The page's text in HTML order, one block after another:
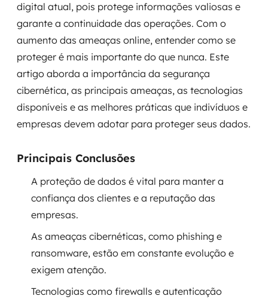
Data Platforms
Business Intelligence
Data Lakes & Warehouses
Governança de dados
Modernização de aplicações
Modernização tecnológica
Arquitetura de soluções
Migração para Cloud
Transformação digital
UX / UI design
digital atual, pois protege informações valiosas e
garante a continuidade das operações. Com o
aumento das ameaças online, entender como se
proteger é mais importante do que nunca. Este
artigo aborda a importância da segurança
cibernética, as principais ameaças, as tecnologias
disponíveis e as melhores práticas que indivíduos e
empresas devem adotar para proteger seus dados.
Principais Conclusões
A proteção de dados é vital para manter a
confiança dos clientes e a reputação das
empresas.
As ameaças cibernéticas, como phishing e
ransomware, estão em constante evolução e
exigem atenção.
Tecnologias como firewalls e autenticação